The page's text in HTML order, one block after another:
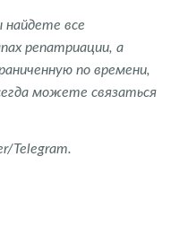
найдете все
репатриации, а
по времени,
можете связаться
Telegram.